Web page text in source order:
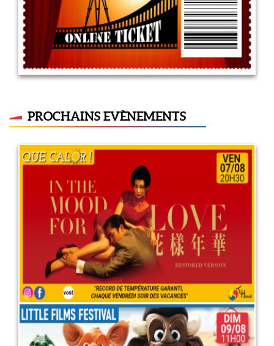
PROCHAINS EVÈNEMENTS
In the Mood for Love
7 août 2026
LIRE PLUS
Little films festival : Animo
rigolo